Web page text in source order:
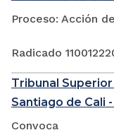
Proceso: Acción
Radicado
Tribunal
Santiago de Cali
Convoca